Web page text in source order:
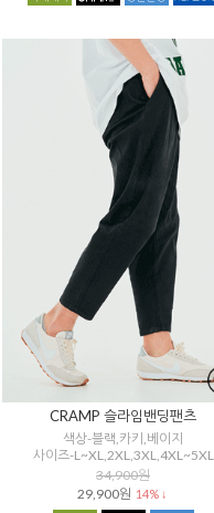
CRAMP 슬라임밴딩팬츠
색상-블랙,카키,베이지
사이즈-L~XL,2XL,3XL,4XL~5XL
34,900원
29,900원 14% ↓